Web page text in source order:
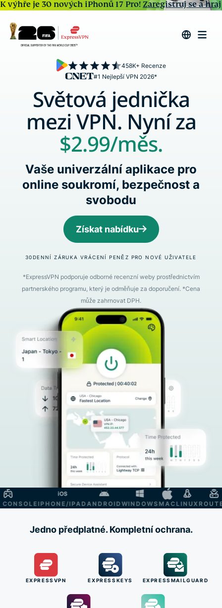
K výhře je 30 nových iPhonů 17 Pro! Zaregistruj se a hraj
#1 Nejlepší VPN 2026*
458K+ Recenze
Světová jednička
mezi VPN. Nyní za
$2.99/měs.
Vaše univerzální aplikace pro
online soukromí, bezpečnost a
svobodu
Získat nabídku
30DENNÍ ZÁRUKA VRÁCENÍ PENĚZ PRO NOVÉ UŽIVATELE
*ExpressVPN podporuje odborné recenzní weby prostřednictvím
partnerského programu, který je odměňuje za doporučení. *Cena
může zahrnovat DPH.
IPHONE/IPADANDROIDWINDOWSMACLINUXROUTER
Jedno předplatné. Kompletní ochrana.
EXPRESSVPN EXPRESSKEYS EXPRESSMAILGUARD